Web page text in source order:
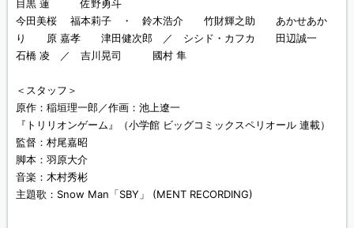
目黒 蓮 佐野勇斗
今田美桜 福本莉子 ・ 鈴木浩介 竹財輝之助 あかせあか
り 原 嘉孝 津田健次郎 ／ シシド・カフカ 田辺誠一
石橋 凌 ／ 吉川晃司 國村 隼
＜スタッフ＞
原作：稲垣理一郎／作画：池上遼一
『トリリオンゲーム』（小学館 ビッグコミックスペリオール 連載）
監督：村尾嘉昭
脚本：羽原大介
音楽：木村秀彬
主題歌：Snow Man「SBY」 (MENT RECORDING)